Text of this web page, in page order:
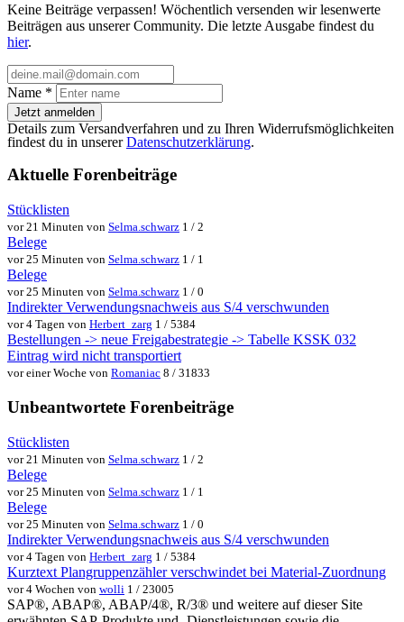
Keine Beiträge verpassen! Wöchentlich versenden wir lesenwerte
Beiträgen aus unserer Community. Die letzte Ausgabe findest du
hier.
Name *
Jetzt anmelden
Details zum Versandverfahren und zu Ihren Widerrufsmöglichkeiten
findest du in unsererDatenschutzerklärung.
Aktuelle Forenbeiträge
Stücklisten
vor 21 Minuten von Selma.schwarz 1 / 2
Belege
vor 25 Minuten von Selma.schwarz 1 / 1
Belege
vor 25 Minuten von Selma.schwarz 1 / 0
Indirekter Verwendungsnachweis aus S/4 verschwunden
vor 4 Tagen von Herbert_zarg 1 / 5384
Bestellungen -> neue Freigabestrategie -> Tabelle KSSK 032
Eintrag wird nicht transportiert
vor einer Woche von Romaniac 8 / 31833
Unbeantwortete Forenbeiträge
Stücklisten
vor 21 Minuten von Selma.schwarz 1 / 2
Belege
vor 25 Minuten von Selma.schwarz 1 / 1
Belege
vor 25 Minuten von Selma.schwarz 1 / 0
Indirekter Verwendungsnachweis aus S/4 verschwunden
vor 4 Tagen von Herbert_zarg 1 / 5384
Kurztext Plangruppenzähler verschwindet bei Material-Zuordnung
vor 4 Wochen von wolli 1 / 23005
SAP®, ABAP®, ABAP/4®, R/3® und weitere auf dieser Site